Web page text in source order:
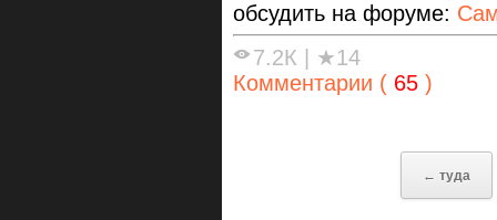
обсудить на форуме:
7.2К | ★14
Комментарии ( 65 )
← туда